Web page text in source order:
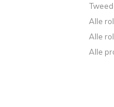
Alle
Alle
Alle